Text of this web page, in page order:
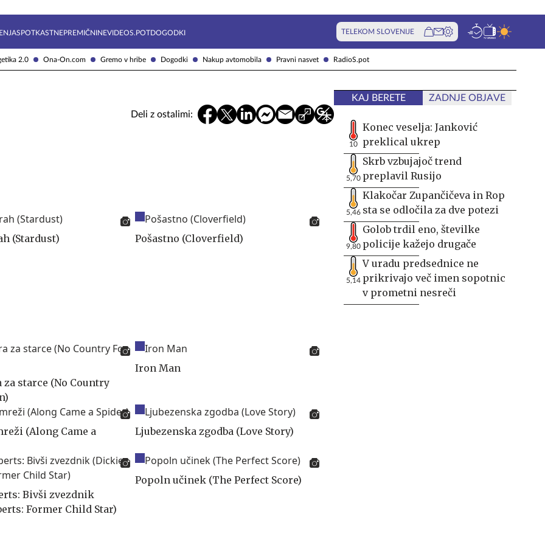
2.0 Ona-On.com Gremo v hribe Dogodki Nakup avtomobila Pravni nasvet RadioS.pot
SPOTKASTNEPREMIČNINEVIDEOS.POTDOGODKI TELEKOM SLOVENIJE
Deli z ostalimi:
(Stardust) Pošastno (Cloverfield)
starce (No Country
Iron Man
(Along Came a
Ljubezenska zgodba (Love Story)
Bivši zvezdnik
Former Child Star)
Popoln učinek (The Perfect Score)
KAJ BERETE ZADNJE OBJAVE
10
Konec veselja: Janković
preklical ukrep
5,70
Skrb vzbujajoč trend
preplavil Rusijo
5,46
Klakočar Zupančičeva in Rop
sta se odločila za dve potezi
9,80
Golob trdil eno, številke
policije kažejo drugače
5,14
V uradu predsednice ne
prikrivajo več imen sopotnic
v prometni nesreči